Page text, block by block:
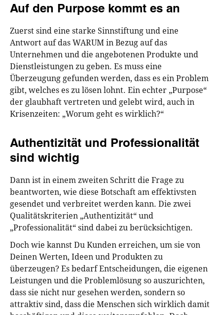
Auf den Purpose kommt es an
Zuerst sind eine starke Sinnstiftung und eine
Antwort auf das WARUM in Bezug auf das
Unternehmen und die angebotenen Produkte und
Dienstleistungen zu geben. Es muss eine
Überzeugung gefunden werden, dass es ein Problem
gibt, welches es zu lösen lohnt. Ein echter „Purpose“
der glaubhaft vertreten und gelebt wird, auch in
Krisenzeiten: „Worum geht es wirklich?“
Authentizität und Professionalität
sind wichtig
Dann ist in einem zweiten Schritt die Frage zu
beantworten, wie diese Botschaft am effektivsten
gesendet und verbreitet werden kann. Die zwei
Qualitätskriterien „Authentizität“ und
„Professionalität“ sind dabei zu berücksichtigen.
Doch wie kannst Du Kunden erreichen, um sie von
Deinen Werten, Ideen und Produkten zu
überzeugen? Es bedarf Entscheidungen, die eigenen
Leistungen und die Problemlösung so auszurichten,
dass sie nicht nur gesehen werden, sondern so
attraktiv sind, dass die Menschen sich wirklich damit